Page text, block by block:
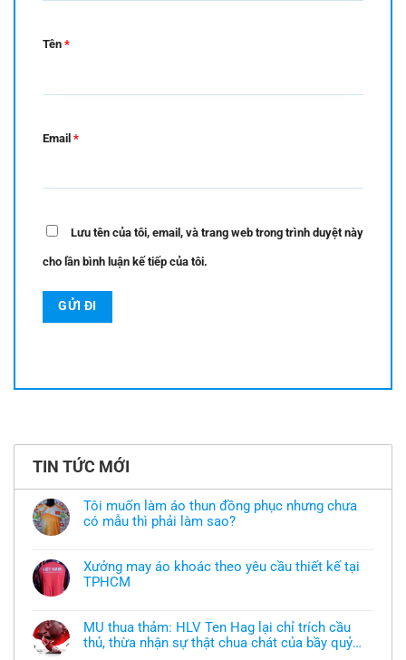
Tên *
Email *
Lưu tên của tôi, email, và trang web trong trình duyệt này
cho lần bình luận kế tiếp của tôi.
TIN TỨC MỚI
Tôi muốn làm áo thun đồng phục nhưng chưa
có mẫu thì phải làm sao?
bình
luận
ở
áo
thun
đồng
Xưởng may áo khoác theo yêu cầu thiết kế tại
TPHCM
bình
luận
ở
Xưởng
MU thua thảm: HLV Ten Hag lại chỉ trích cầu
thủ, thừa nhận sự thật chua chát của bầy quỷ